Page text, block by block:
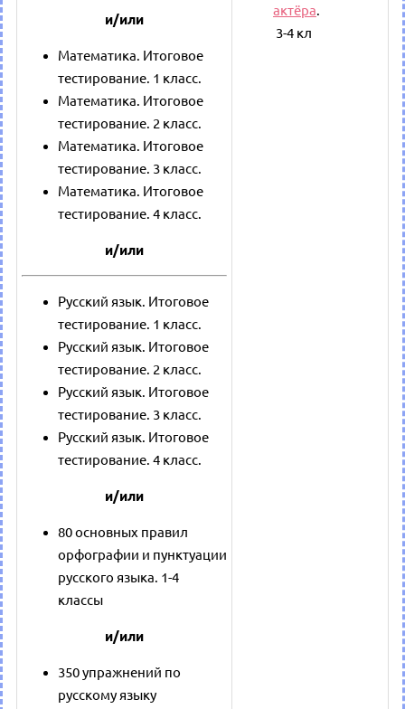
и/или
Математика. Итоговое
тестирование. 1 класс.
Математика. Итоговое
тестирование. 2 класс.
Математика. Итоговое
тестирование. 3 класс.
Математика. Итоговое
тестирование. 4 класс.
и/или
Русский язык. Итоговое
тестирование. 1 класс.
Русский язык. Итоговое
тестирование. 2 класс.
Русский язык. Итоговое
тестирование. 3 класс.
Русский язык. Итоговое
тестирование. 4 класс.
и/или
80 основных правил
орфографии и пунктуации
русского языка. 1-4
классы
и/или
350 упражнений по
русскому языку
актёра.
3-4 кл